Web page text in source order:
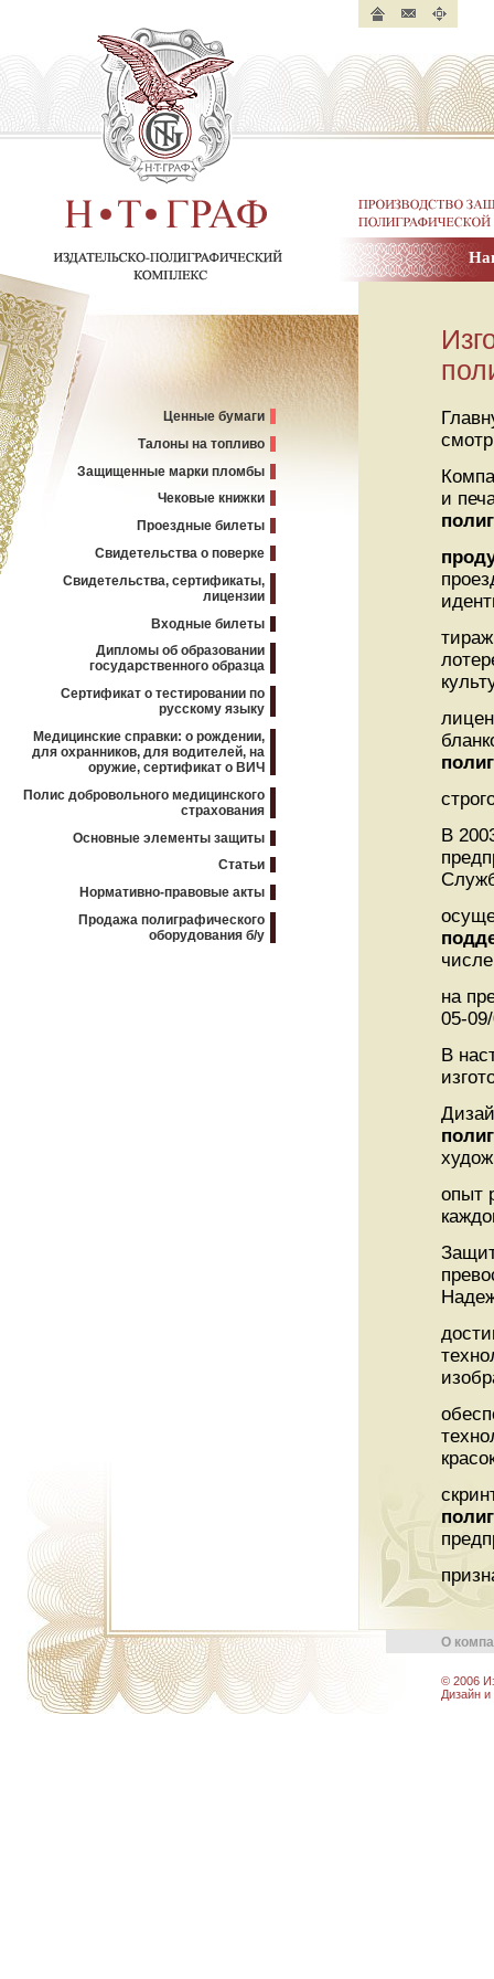
Н. Т. ГРАФ.
Издательско-полиграфический
комплекс
Производство
полиграфической
и
В
на
05-
В
опыт
Ценные бумаги
Талоны на топливо
Защищенные марки пломбы
Чековые книжки
Проездные билеты
Свидетельства о поверке
Свидетельства, сертификаты,
лицензии
Входные билеты
Дипломы об образовании
государственного образца
Сертификат о тестировании по
русскому языку
Медицинские справки: о рождении,
для охранников, для водителей, на
оружие, сертификат о ВИЧ
Полис добровольного медицинского
страхования
Основные элементы защиты
Статьи
Нормативно-правовые акты
Продажа полиграфического
оборудования б/у
страница
сайта
О
© 2006
Дизайн